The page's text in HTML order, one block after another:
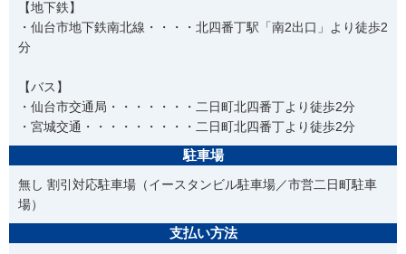
【地下鉄】
・仙台市地下鉄南北線・・・・北四番丁駅「南2出口」より徒歩2
分
【バス】
・仙台市交通局・・・・・・・二日町北四番丁より徒歩2分
・宮城交通・・・・・・・・・二日町北四番丁より徒歩2分
駐車場
無し 割引対応駐車場（イースタンビル駐車場／市営二日町駐車
場）
支払い方法